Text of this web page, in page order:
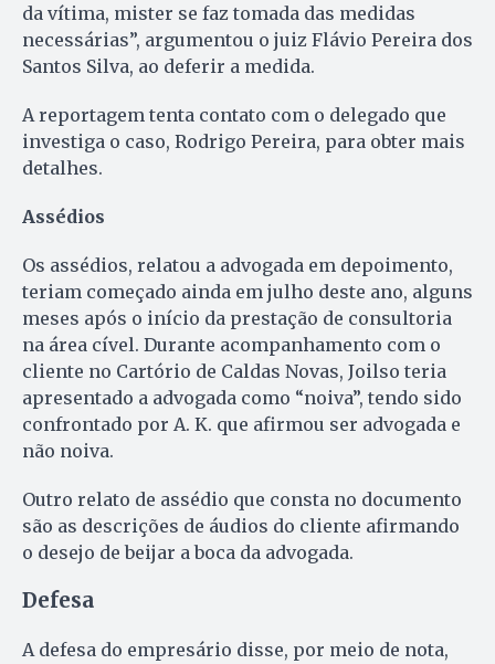
da vítima, mister se faz tomada das medidas
necessárias”, argumentou o juiz Flávio Pereira dos
Santos Silva, ao deferir a medida.
A reportagem tenta contato com o delegado que
investiga o caso, Rodrigo Pereira, para obter mais
detalhes.
Assédios
Os assédios, relatou a advogada em depoimento,
teriam começado ainda em julho deste ano, alguns
meses após o início da prestação de consultoria
na área cível. Durante acompanhamento com o
cliente no Cartório de Caldas Novas, Joilso teria
apresentado a advogada como “noiva”, tendo sido
confrontado por A. K. que afirmou ser advogada e
não noiva.
Outro relato de assédio que consta no documento
são as descrições de áudios do cliente afirmando
o desejo de beijar a boca da advogada.
Defesa
A defesa do empresário disse, por meio de nota,